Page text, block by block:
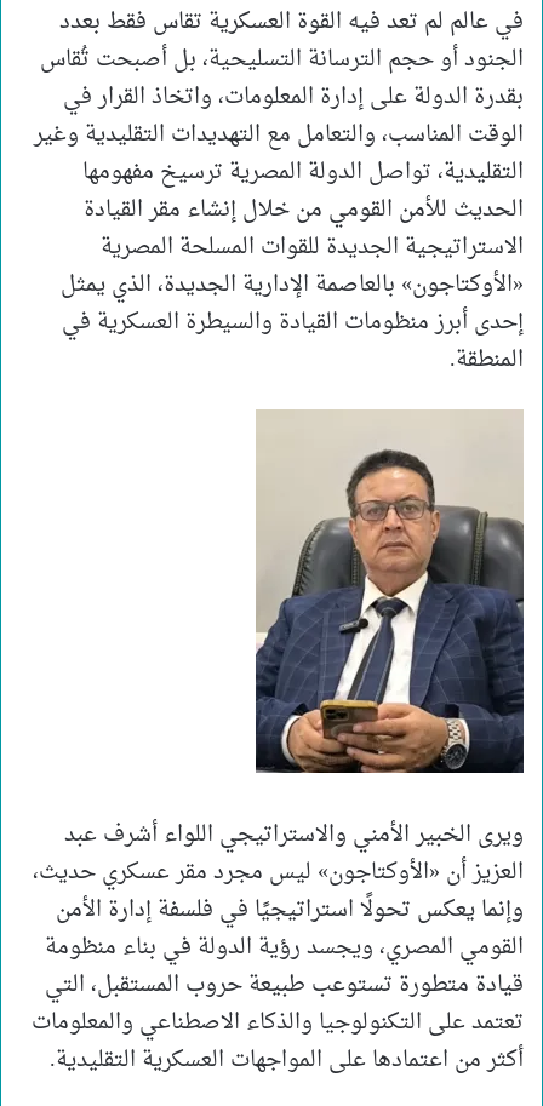
في عالم لم تعد فيه القوة العسكرية تقاس فقط بعدد
الجنود أو حجم الترسانة التسليحية، بل أصبحت تُقاس
بقدرة الدولة على إدارة المعلومات، واتخاذ القرار في
الوقت المناسب، والتعامل مع التهديدات التقليدية وغير
التقليدية، تواصل الدولة المصرية ترسيخ مفهومها
الحديث للأمن القومي من خلال إنشاء مقر القيادة
الاستراتيجية الجديدة للقوات المسلحة المصرية
«الأوكتاجون» بالعاصمة الإدارية الجديدة، الذي يمثل
إحدى أبرز منظومات القيادة والسيطرة العسكرية في
المنطقة.
ويرى الخبير الأمني والاستراتيجي اللواء أشرف عبد
العزيز أن «الأوكتاجون» ليس مجرد مقر عسكري حديث،
وإنما يعكس تحولًا استراتيجيًا في فلسفة إدارة الأمن
القومي المصري، ويجسد رؤية الدولة في بناء منظومة
قيادة متطورة تستوعب طبيعة حروب المستقبل، التي
تعتمد على التكنولوجيا والذكاء الاصطناعي والمعلومات
أكثر من اعتمادها على المواجهات العسكرية التقليدية.